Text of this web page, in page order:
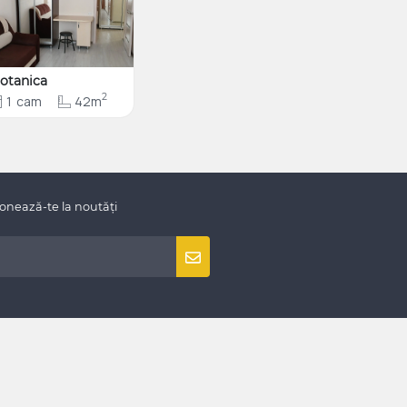
1 cam 42m2
te la noutăți